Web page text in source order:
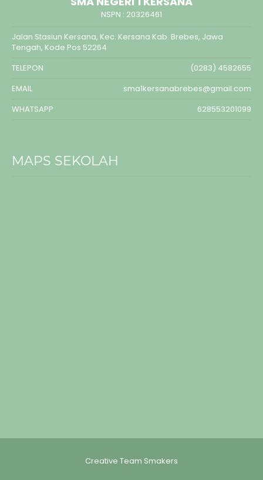
NSPN : 20326461
Jalan Stasiun Kersana, Kec. Kersana Kab. Brebes, Jawa
Tengah, Kode Pos 52264
TELEPON
(0283) 4582655
EMAIL
sma1kersanabrebes@gmail.com
WHATSAPP
628553201099
MAPS SEKOLAH
Creative Team Smakers